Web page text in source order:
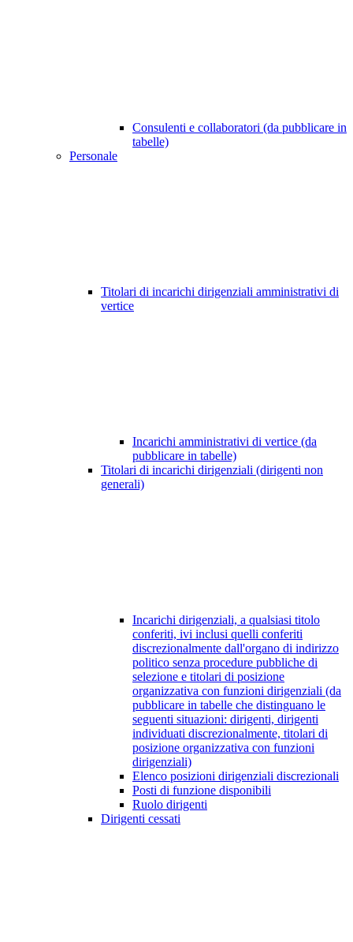
Consulenti e collaboratori (da pubblicare in
tabelle)
Personale
Titolari di incarichi dirigenziali amministrativi di
vertice
Incarichi amministrativi di vertice (da
pubblicare in tabelle)
Titolari di incarichi dirigenziali (dirigenti non
generali)
Incarichi dirigenziali, a qualsiasi titolo
conferiti, ivi inclusi quelli conferiti
discrezionalmente dall'organo di indirizzo
politico senza procedure pubbliche di
selezione e titolari di posizione
organizzativa con funzioni dirigenziali (da
pubblicare in tabelle che distinguano le
seguenti situazioni: dirigenti, dirigenti
individuati discrezionalmente, titolari di
posizione organizzativa con funzioni
dirigenziali)
Elenco posizioni dirigenziali discrezionali
Posti di funzione disponibili
Ruolo dirigenti
Dirigenti cessati